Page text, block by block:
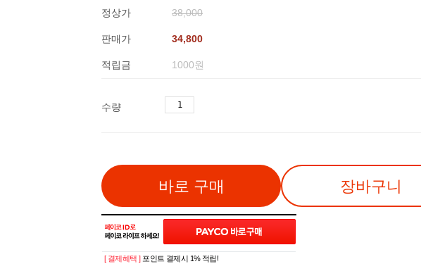
정상가 38,000
판매가 34,800
적립금 1000원
수량
바로 구매 장바구니
[ 결제혜택 ] 포인트 결제시 1% 적립!